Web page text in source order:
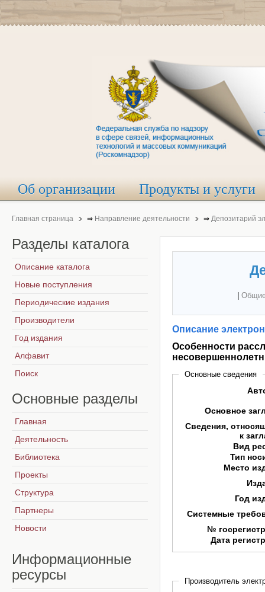
Об организации Продукты и услуги
Главная страница ⇒ Направление деятельности ⇒ Депозитарий
Описание
Особенности
Основные сведения
Основное
Сведения,
к
Вид
Тип
Место
Год
Системные
№
Дата
Производитель
Разделы каталога
Описание каталога
Новые поступления
Периодические издания
Производители
Год издания
Алфавит
Поиск
Основные разделы
Главная
Деятельность
Библиотека
Проекты
Структура
Партнеры
Новости
Информационные
ресурсы